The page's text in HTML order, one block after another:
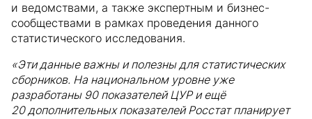
и ведомствами, а также экспертным и бизнес-
сообществами в рамках проведения данного
статистического исследования.
«Эти данные важны и полезны для статистических
сборников. На национальном уровне уже
разработаны 90 показателей ЦУР и ещё
20 дополнительных показателей Росстат планирует